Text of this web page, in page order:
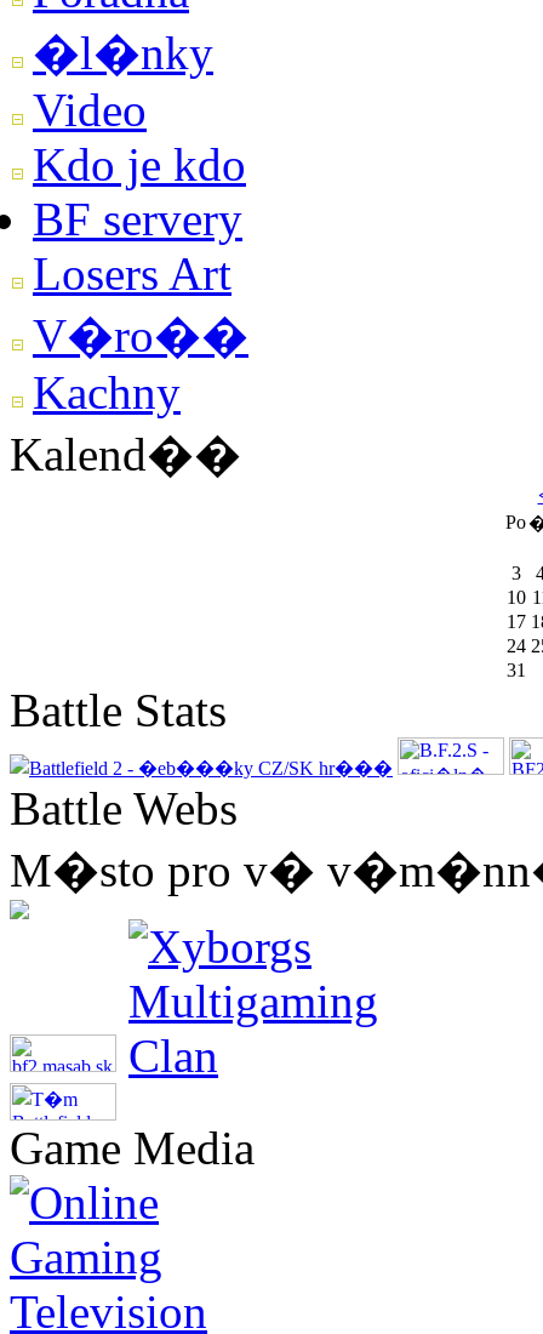
�l�nky
Video
Kdo je kdo
BF servery
Losers Art
V�ro��
Kachny
Kalend��
Po
3
10
17
24
31
Battle Stats
Battle Webs
M�sto pro v� v�m�nn�
Game Media